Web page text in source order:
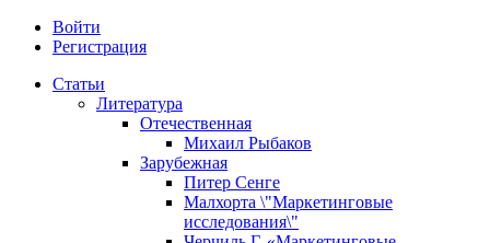
Войти
Регистрация
Статьи
Литература
Отечественная
Михаил Рыбаков
Зарубежная
Питер Сенге
Малхорта \"Маркетинговые
исследования\"